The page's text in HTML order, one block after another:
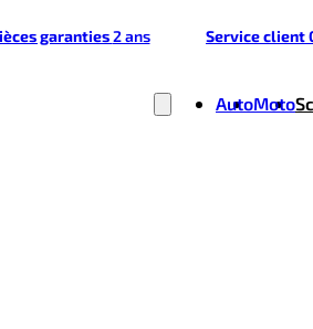
garanties2 ans Service client
AutoMoto